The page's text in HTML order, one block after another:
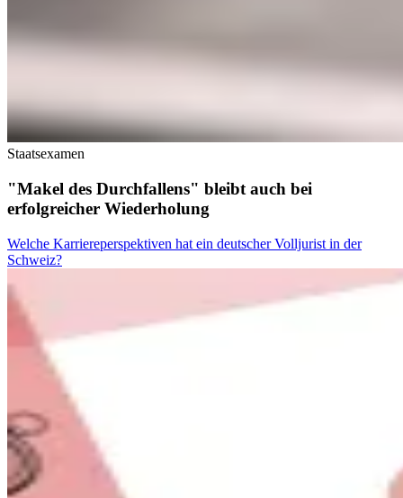
Staatsexamen
"Makel des Durchfallens" bleibt auch bei
erfolgreicher Wiederholung
Welche Karriereperspektiven hat ein deutscher Volljurist in der
Schweiz?